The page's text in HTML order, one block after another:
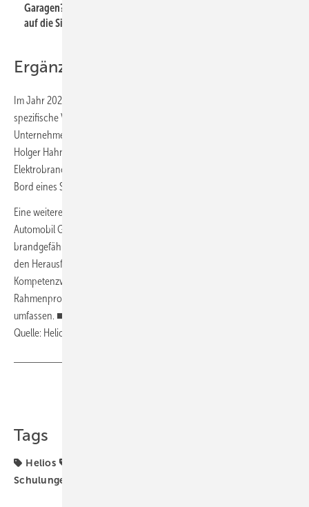
Garagen?“ beleuchtet die Auswirkungen der Elektromobilität
auf die Sicherheit von Garagen.
Ergänzende Veranstaltungsformate
Im Jahr 2026 ergänzt Helios sein Seminarprogramm um mehrere
spezifische Veranstaltungsformate, die in Kooperation mit
Unternehmen der SHK-Branche und Experten wie Prof. Dr.-Ing.
Holger Hahn realisiert werden. Dazu gehören ein „Seeminar“ für die
Elektrobranche zum Thema kontrollierte Wohnraumlüftung, das an
Bord eines Schiffes stattfindet.
Eine weitere Veranstaltung ist die Kooperation mit der DEKRA
Automobil GmbH unter dem Titel „Zukunft E-Mobilität –
brandgefährlich für Garagen?“, die Fachwissen zur Garagenlüftung mit
den Herausforderungen der Elektromobilität verknüpft. Einige
Kompetenzwochen verbinden Lüftungswissen mit
Rahmenprogrammen, die unter anderem Glühwein- oder Biertastings
umfassen. ■
Quelle: Helios Ventilatoren / fl
Tags
Helios
Schulungen